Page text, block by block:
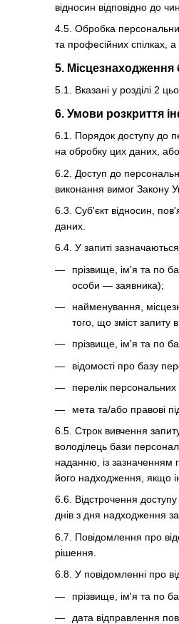
відносин відповідно до
4.5. Обробка
та професійних спілках,
5.
5.1. Вказані у розділі 2
6. Умови розкриття
6.1. Порядок доступу до
на обробку цих даних, або
6.2. Доступ до
виконання вимог Закону
6.3. Суб'єкт відносин,
даних.
6.4. У запиті
прізвище, ім'я та по
особи — заявника);
найменування,
того, що зміст
прізвище, ім'я та по
відомості про базу
перелік
мета та/або правові
6.5. Строк вивчення
володілець бази
наданню, із зазначенням
його надходження, якщо
6.6. Відстрочення
днів з дня надходження
6.7. Повідомлення про
рішення.
6.8. У повідомленні про
прізвище, ім'я та по
дата відправлення